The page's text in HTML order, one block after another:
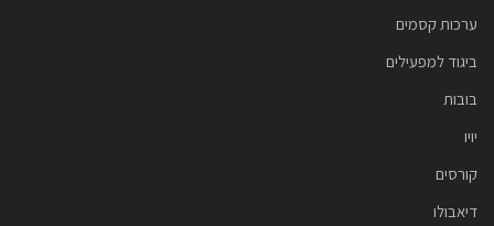
ערכות קסמים
ביגוד למפעילים
בובות
יויו
קורסים
דיאבולו